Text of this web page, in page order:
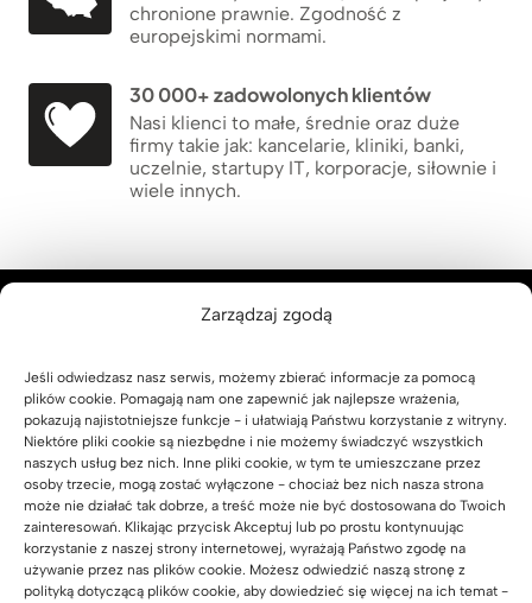
Zarządzaj zgodą
Jeśli odwiedzasz nasz serwis, możemy zbierać informacje za pomocą
plików cookie. Pomagają nam one zapewnić jak najlepsze wrażenia,
pokazują najistotniejsze funkcje - i ułatwiają Państwu korzystanie z witryny.
Niektóre pliki cookie są niezbędne i nie możemy świadczyć wszystkich
naszych usług bez nich. Inne pliki cookie, w tym te umieszczane przez
osoby trzecie, mogą zostać wyłączone - chociaż bez nich nasza strona
może nie działać tak dobrze, a treść może nie być dostosowana do Twoich
zainteresowań. Klikając przycisk Akceptuj lub po prostu kontynuując
korzystanie z naszej strony internetowej, wyrażają Państwo zgodę na
używanie przez nas plików cookie. Możesz odwiedzić naszą stronę z
polityką dotyczącą plików cookie, aby dowiedzieć się więcej na ich temat -
chronione prawnie. Zgodność z
europejskimi normami.
30 000+ zadowolonych klientów
Nasi klienci to małe, średnie oraz duże
firmy takie jak: kancelarie, kliniki, banki,
uczelnie, startupy IT, korporacje, siłownie i
wiele innych.
Tworzymy lepszą przestrzeń do
pracy biurowej
w zgodzie z naturą i ergonomią.
Rafał Pikul